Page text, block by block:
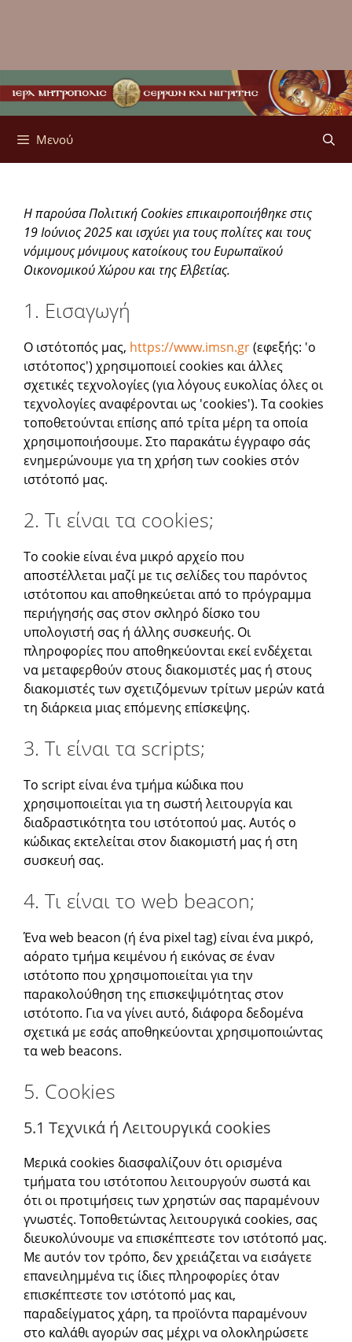
Μενού
Η παρούσα Πολιτική Cookies επικαιροποιήθηκε στις
19 Ιούνιος 2025 και ισχύει για τους πολίτες και τους
νόμιμους μόνιμους κατοίκους του Ευρωπαϊκού
Οικονομικού Χώρου και της Ελβετίας.
1. Εισαγωγή
Ο ιστότοπός μας, https://www.imsn.gr(εφεξής: 'ο
ιστότοπος') χρησιμοποιεί cookies και άλλες
σχετικές τεχνολογίες (για λόγους ευκολίας όλες οι
τεχνολογίες αναφέρονται ως 'cookies'). Τα cookies
τοποθετούνται επίσης από τρίτα μέρη τα οποία
χρησιμοποιήσουμε. Στο παρακάτω έγγραφο σάς
ενημερώνουμε για τη χρήση των cookies στόν
ιστότοπό μας.
2. Τι είναι τα cookies;
Το cookie είναι ένα μικρό αρχείο που
αποστέλλεται μαζί με τις σελίδες του παρόντος
ιστότοπου και αποθηκεύεται από το πρόγραμμα
περιήγησής σας στον σκληρό δίσκο του
υπολογιστή σας ή άλλης συσκευής. Οι
πληροφορίες που αποθηκεύονται εκεί ενδέχεται
να μεταφερθούν στους διακομιστές μας ή στους
διακομιστές των σχετιζόμενων τρίτων μερών κατά
τη διάρκεια μιας επόμενης επίσκεψης.
3. Τι είναι τα scripts;
Το script είναι ένα τμήμα κώδικα που
χρησιμοποιείται για τη σωστή λειτουργία και
διαδραστικότητα του ιστότοπού μας. Αυτός ο
κώδικας εκτελείται στον διακομιστή μας ή στη
συσκευή σας.
4. Τι είναι το web beacon;
Ένα web beacon (ή ένα pixel tag) είναι ένα μικρό,
αόρατο τμήμα κειμένου ή εικόνας σε έναν
ιστότοπο που χρησιμοποιείται για την
παρακολούθηση της επισκεψιμότητας στον
ιστότοπο. Για να γίνει αυτό, διάφορα δεδομένα
σχετικά με εσάς αποθηκεύονται χρησιμοποιώντας
τα web beacons.
5. Cookies
5.1 Τεχνικά ή Λειτουργικά cookies
Μερικά cookies διασφαλίζουν ότι ορισμένα
τμήματα του ιστότοπου λειτουργούν σωστά και
ότι οι προτιμήσεις των χρηστών σας παραμένουν
γνωστές. Τοποθετώντας λειτουργικά cookies, σας
διευκολύνουμε να επισκέπτεστε τον ιστότοπό μας.
Με αυτόν τον τρόπο, δεν χρειάζεται να εισάγετε
επανειλημμένα τις ίδιες πληροφορίες όταν
επισκέπτεστε τον ιστότοπό μας και,
παραδείγματος χάρη, τα προϊόντα παραμένουν
στο καλάθι αγορών σας μέχρι να ολοκληρώσετε